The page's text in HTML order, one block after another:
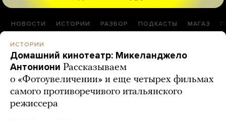
НОВОСТИ ИСТОРИИ РАЗБОР ПОДКАСТЫ МАГАЗ
ИСТОРИИ
Домашний кинотеатр: Микеланджело
Антониони Рассказываем
о «Фотоувеличении» и еще четырех фильмах
самого противоречивого итальянского
режиссера